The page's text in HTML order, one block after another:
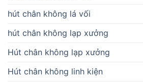
hút chân không lá vối
hút chân không lạp xưởng
Hút chân không lạp xưởng
Hút chân không linh kiện